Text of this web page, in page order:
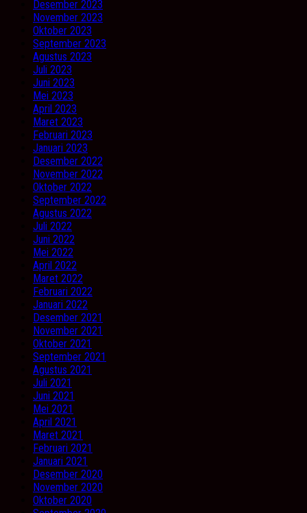
Desember 2023
November 2023
Oktober 2023
September 2023
Agustus 2023
Juli 2023
Juni 2023
Mei 2023
April 2023
Maret 2023
Februari 2023
Januari 2023
Desember 2022
November 2022
Oktober 2022
September 2022
Agustus 2022
Juli 2022
Juni 2022
Mei 2022
April 2022
Maret 2022
Februari 2022
Januari 2022
Desember 2021
November 2021
Oktober 2021
September 2021
Agustus 2021
Juli 2021
Juni 2021
Mei 2021
April 2021
Maret 2021
Februari 2021
Januari 2021
Desember 2020
November 2020
Oktober 2020